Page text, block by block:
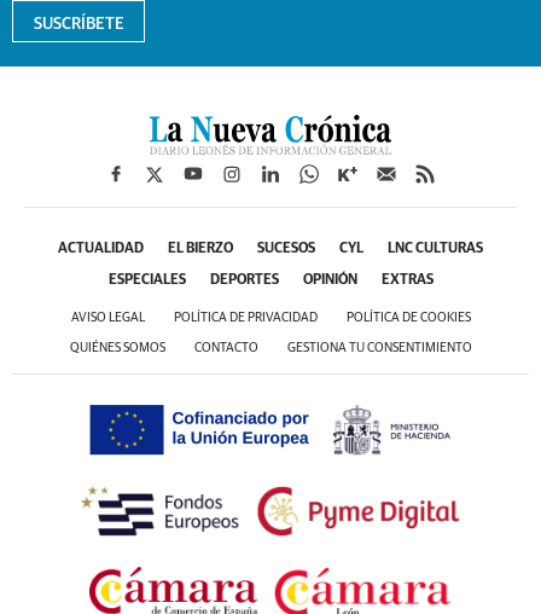
SUSCRÍBETE
ACTUALIDAD EL BIERZO SUCESOS CYL LNC CULTURAS
ESPECIALES DEPORTES OPINIÓN EXTRAS
AVISO LEGAL POLÍTICA DE PRIVACIDAD POLÍTICA DE COOKIES
QUIÉNES SOMOS CONTACTO GESTIONA TU CONSENTIMIENTO